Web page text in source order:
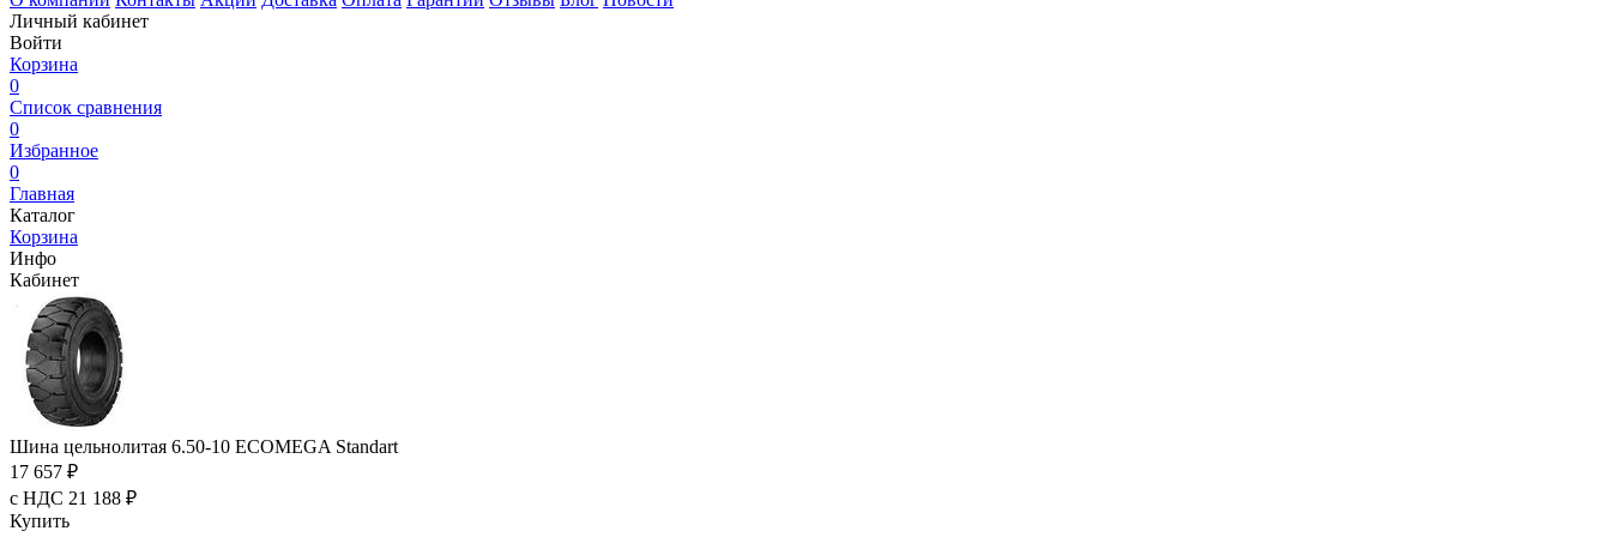
Личный кабинет
Войти
Корзина
0
Список сравнения
0
Избранное
0
Главная
Каталог
Корзина
Инфо
Кабинет
Шина цельнолитая 6.50-10 ECOMEGA Standart
17 657 ₽
с НДС 21 188 ₽
Купить